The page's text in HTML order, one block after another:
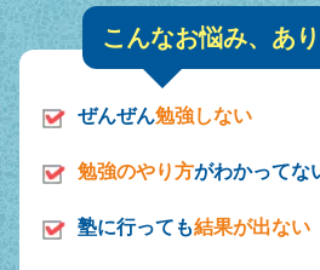
こんなお悩み、あ
ぜんぜん勉強しない
勉強のやり方がわかってな
塾に行っても結果が出ない